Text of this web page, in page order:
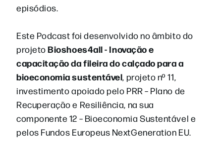
episódios.
Este Podcast foi desenvolvido no âmbito do
projetoBioshoes4all - Inovação e
capacitação da fileira do calçado para a
bioeconomia sustentável, projeto nº 11,
investimento apoiado pelo PRR – Plano de
Recuperação e Resiliência, na sua
componente 12 – Bioeconomia Sustentável e
pelos Fundos Europeus NextGeneration EU.